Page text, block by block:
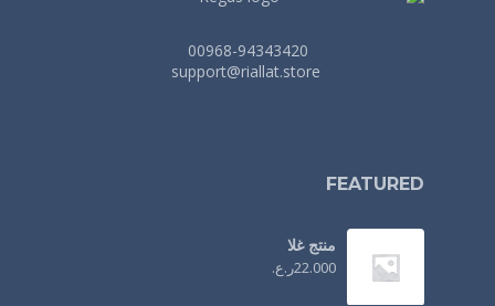
00968-94343420
FEATURED
منتج غلا
22.000ر.ع.